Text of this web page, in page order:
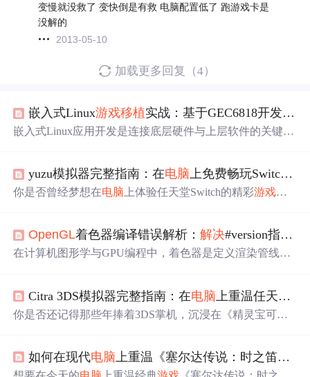
变慢就没救了 变快倒是有救 电脑配置低了 跑游戏卡是
没解的
2013-05-10
加载更多回复（4）
嵌入式Linux游戏移植实战：基于GEC6818开发板的2048与扫雷优化
嵌入式Linux应用开发是连接底层硬件与上层软件的关键技
发者能在x86主机上为ARM等异构架构生成可执行代码，
并通过图形库（如SDL2）实现硬件抽象，以适配不同的显
MI、车载信息娱乐等嵌入式场景中，极大地丰富了终端设
备的交互体验与功能。本文以GEC6818开发板为硬件平
台，聚焦于将2048和扫雷两款经典 游戏进行
yuzu模拟器完整指南：在电脑上免费畅玩Switch 游
你是否曾经梦想在电脑 上体验任天堂Switch的精彩游戏世
Linux和Android设备上免费畅玩数千款Switch游戏，从《塞
尔达传说：旷野之息》到《超级马里奥：奥德赛》，都能
OpenGL着色器编译错误解析：解决#version指令必须位于首行
在计算机图形学与GPU编程中，着色器是定义渲染管线各
直接影响编译器的解析逻辑。理解编译器处理源代码的底
层机制，特别是对字符流和预处理指令的解析顺序，是编
健壮的图形应用至关重要。在实际开发中，常见的BOM标
记和字符串拼接 问题常导致#version指令位置错误，引发编
Citra 3DS模拟器完整指南：在电脑 上重温任天堂掌机经典
你是否还记得那些年捧着3DS掌机，沉浸在《精灵宝可
就是这样一款神奇的工具，它让你能够在Windows、macO
S和Linux系统上流畅运行任天堂3DS游戏，将掌机体验完
如何在现代电脑 上重温《塞尔达传说：时之笛》终极体验